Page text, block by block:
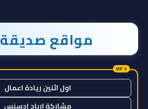
مواقع صديقة
اول اثنين ريادة اعمال
مشاركة ارباح ادسنس